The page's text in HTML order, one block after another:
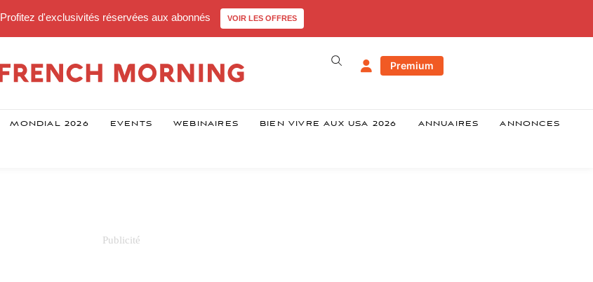
Profitez d'exclusivités réservées aux abonnés VOIR LES OFFRES
Premium
MONDIAL 2026 EVENTS WEBINAIRES BIEN VIVRE AUX USA 2026 ANNUAIRES ANNONCES